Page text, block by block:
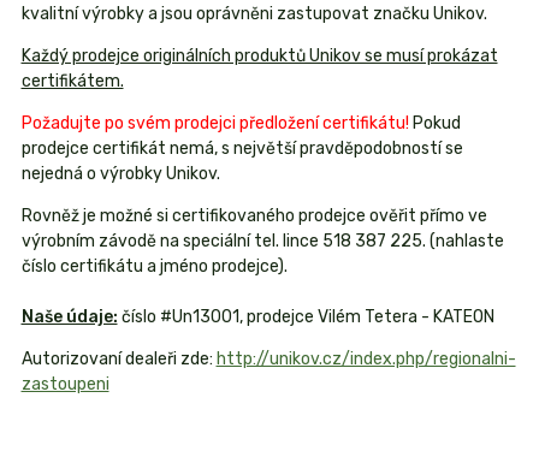
kvalitní výrobky a jsou oprávněni zastupovat značku Unikov.
Každý prodejce originálních produktů Unikov se musí prokázat
certifikátem.
Požadujte po svém prodejci předložení certifikátu! Pokud
prodejce certifikát nemá, s největší pravděpodobností se
nejedná o výrobky Unikov.
Rovněž je možné si certifikovaného prodejce ověřit přímo ve
výrobním závodě na speciální tel. lince 518 387 225. (nahlaste
číslo certifikátu a jméno prodejce).
Naše údaje: číslo #Un13001, prodejce Vilém Tetera - KATEON
Autorizovaní dealeři zde: http://unikov.cz/index.php/regionalni-
zastoupeni